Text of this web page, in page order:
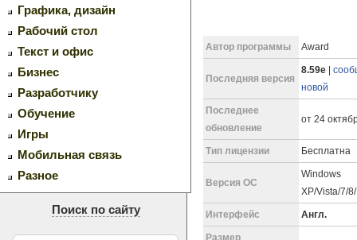
Графика, дизайн
Рабочий стол
Текст и офис
Бизнес
Разработчику
Обучение
Игры
Мобильная связь
Разное
Поиск по сайту
Автор программы Award
Последняя версия
8.59e
новой
Последнее
обновление
от 24
Тип лицензии Бесплатна
Версия ОС
Windows
XP/Vista/7/
Интерфейс Англ.